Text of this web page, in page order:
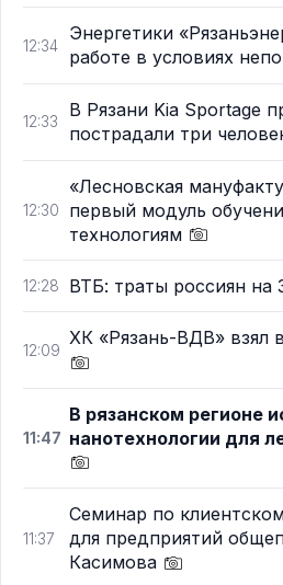
12:34
Энергетики
работе в условиях
12:33
В Рязани Kia Sportage
пострадали три
12:30
«Лесновская
первый модуль
технологиям
12:28 ВТБ: траты россиян на
12:09
ХК «Рязань-ВДВ» взял
11:47
В рязанском регионе
нанотехнологии для
11:37
Семинар по
для предприятий
Касимова